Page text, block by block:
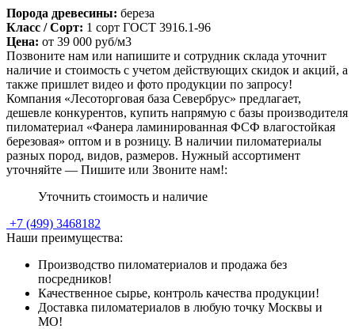
Порода древесины: береза
Класс / Сорт: 1 сорт ГОСТ 3916.1-96
Цена: от 39 000 руб/м3
Позвоните нам или напишите и сотрудник склада уточнит
наличие и стоимость с учетом действующих скидок и акций, а
также пришлет видео и фото продукции по запросу!
Компания «Лесоторговая база Севербрус» предлагает,
дешевле конкурентов, купить напрямую с базы производителя
пиломатериал «Фанера ламинированная ФСФ влагостойкая
березовая» оптом и в розницу. В наличии пиломатериалы
разных пород, видов, размеров. Нужный ассортимент
уточняйте — Пишите или Звоните нам!:
Уточнить стоимость и наличие
+7 (499) 3468182
Наши преимущества:
Производство пиломатериалов и продажа без
посредников!
Качественное сырье, контроль качества продукции!
Доставка пиломатериалов в любую точку Москвы и
МО!